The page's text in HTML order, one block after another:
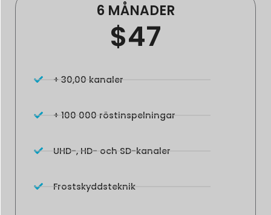
6 MÅNADER
$47
+ 30,00 kanaler
+ 100 000 röstinspelningar
UHD-, HD- och SD-kanaler
Frostskyddsteknik